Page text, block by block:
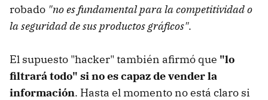
robado "no es fundamental para la competitividad o
la seguridad de sus productos gráficos".
El supuesto "hacker" también afirmó que "lo
filtrará todo" si no es capaz de vender la
información. Hasta el momento no está claro si